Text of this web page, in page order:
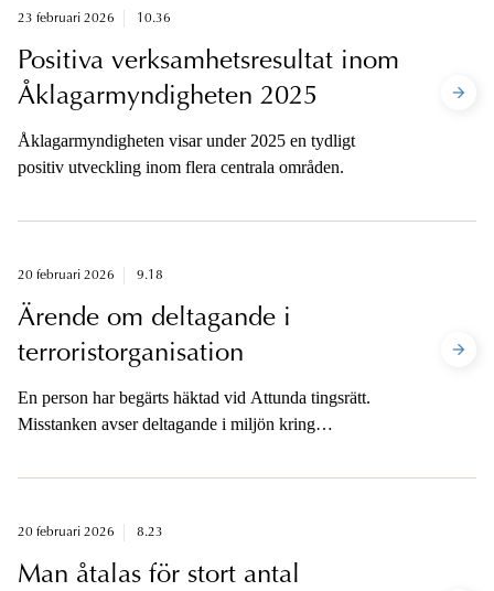
23 februari 2026 10.36
Positiva verksamhetsresultat inom
Åklagarmyndigheten 2025
Åklagarmyndigheten visar under 2025 en tydligt
positiv utveckling inom flera centrala områden.
20 februari 2026 9.18
Ärende om deltagande i
terroristorganisation
En person har begärts häktad vid Attunda tingsrätt.
Misstanken avser deltagande i miljön kring
20 februari 2026 8.23
Man åtalas för stort antal